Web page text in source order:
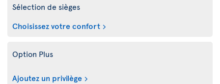
Sélection de sièges
Choisissez votre confort
Option Plus
Ajoutez un privilège